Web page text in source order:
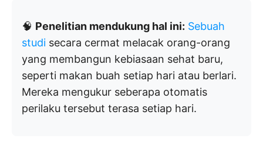
🧠 Penelitian mendukung hal ini: Sebuah
studi secara cermat melacak orang-orang
yang membangun kebiasaan sehat baru,
seperti makan buah setiap hari atau berlari.
Mereka mengukur seberapa otomatis
perilaku tersebut terasa setiap hari.